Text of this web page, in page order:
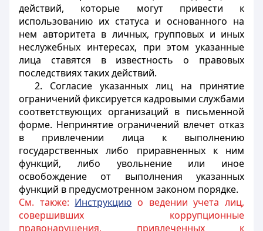
действий, которые могут привести к
использованию их статуса и основанного на
нем авторитета в личных, групповых и иных
неслужебных интересах, при этом указанные
лица ставятся в известность о правовых
последствиях таких действий.
2. Согласие указанных лиц на принятие
ограничений фиксируется кадровыми службами
соответствующих организаций в письменной
форме. Непринятие ограничений влечет отказ
в привлечении лица к выполнению
государственных либо приравненных к ним
функций, либо увольнение или иное
освобождение от выполнения указанных
функций в предусмотренном законом порядке.
См. также: Инструкцию о ведении учета лиц,
совершивших коррупционные
правонарушения, привлеченных к